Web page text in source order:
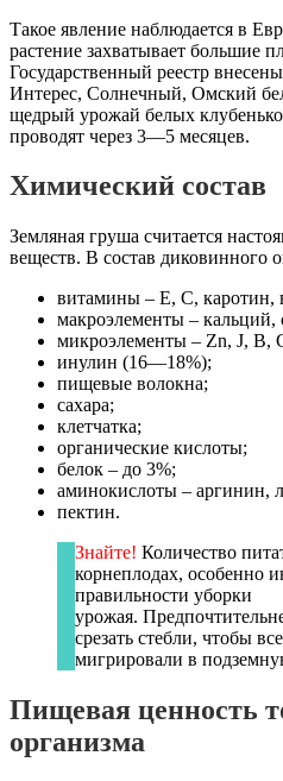
Такое явление наблюдается в
растение захватывает большие
Государственный реестр
Интерес, Солнечный, Омский
щедрый урожай белых
проводят через 3—5 месяцев.
Химический состав
Земляная груша считается
веществ. В состав диковинного
витамины – E, C,
макроэлементы – кальций,
микроэлементы – Zn, J, B,
инулин (16—18%);
пищевые волокна;
сахара;
клетчатка;
органические кислоты;
белок – до 3%;
аминокислоты – аргинин,
пектин.
Знайте! Количество
корнеплодах, особенно
правильности уборки
урожая.
срезать стебли, чтобы
мигрировали в
Пищевая ценность
организма